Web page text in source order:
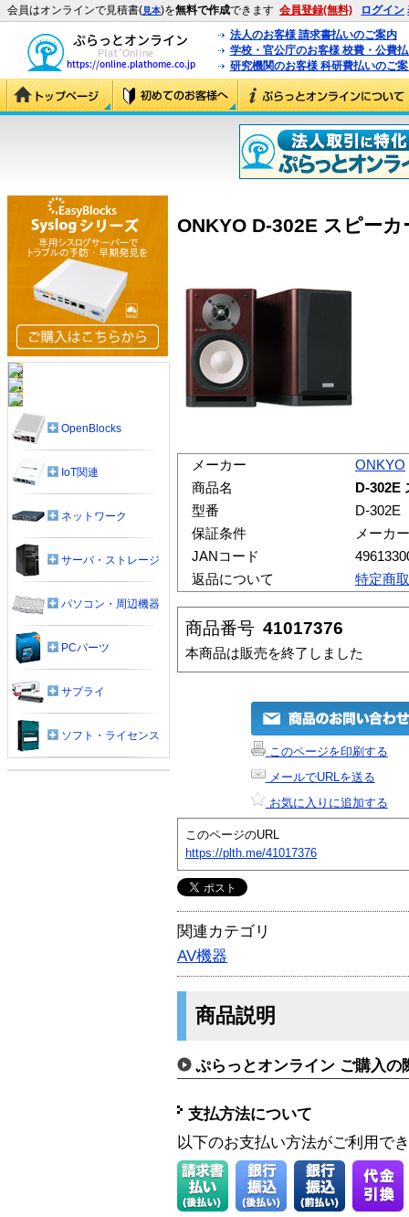
会員はオンラインで見積書(見本)を無料で作成できます 会員登録(無料) ログイン
法人のお客様 請求書払いのご案内
学校・官公庁のお客様 校費・公費
研究機関のお客様 科研費払いのご
ONKYO D-302E スピー
メーカー
ONKYO
商品名
D-302E
型番
D-302E
保証条件
メーカ
JANコード
返品について
特定商
商品番号 41017376
本商品は販売を終了しました
このページを印刷する
メールでURLを送る
お気に入りに追加する
このページのURL
https://plth.me/41017376
関連カテゴリ
AV機器
商品説明
ぷらっとオンライン ご購入の
支払方法について
以下のお支払い方法がご利用で
OpenBlocks
IoT関連
ネットワーク
サーバ・ストレージ
パソコン・周辺機器
PCパーツ
サプライ
ソフト・ライセンス